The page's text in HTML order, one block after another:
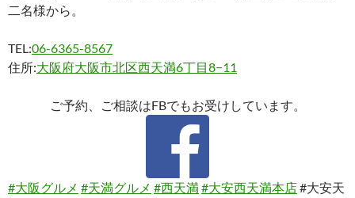
二名様から。
TEL:06-6365-8567
住所:大阪府大阪市北区西天満6丁目8−11
ご予約、ご相談はFBでもお受けしています。
#大阪グルメ #天満グルメ #西天満#大安西天満本店#大安天